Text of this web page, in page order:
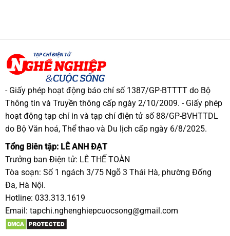
- Giấy phép hoạt động báo chí số 1387/GP-BTTTT do Bộ
Thông tin và Truyền thông cấp ngày 2/10/2009. - Giấy phép
hoạt động tạp chí in và tạp chí điện tử số 88/GP-BVHTTDL
do Bộ Văn hoá, Thể thao và Du lịch cấp ngày 6/8/2025.
Tổng Biên tập: LÊ ANH ĐẠT
Trưởng ban Điện tử: LÊ THẾ TOÀN
Tòa soạn: Số 1 ngách 3/75 Ngõ 3 Thái Hà, phường Đống
Đa, Hà Nội.
Hotline: 033.313.1619
Email: tapchi.nghenghiepcuocsong@gmail.com